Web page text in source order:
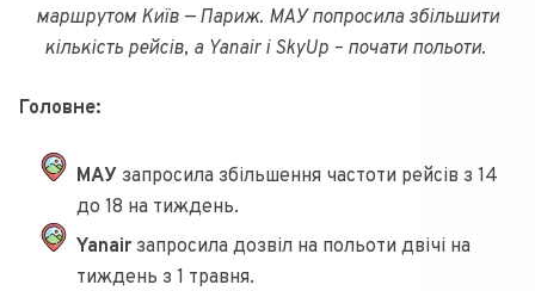
маршрутом Київ — Париж. МАУ попросила збільшити
кількість рейсів, а Yanair і SkyUp – почати польоти.
Головне:
МАУ запросила збільшення частоти рейсів з 14
до 18 на тиждень.
Yanair запросила дозвіл на польоти двічі на
тиждень з 1 травня.